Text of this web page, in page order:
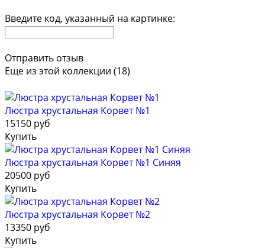
Введите код, указанный на картинке:
Отправить отзыв
Еще из этой коллекции (18)
Люстра хрустальная Корвет №1
15150 руб
Купить
Люстра хрустальная Корвет №1 Синяя
20500 руб
Купить
Люстра хрустальная Корвет №2
13350 руб
Купить